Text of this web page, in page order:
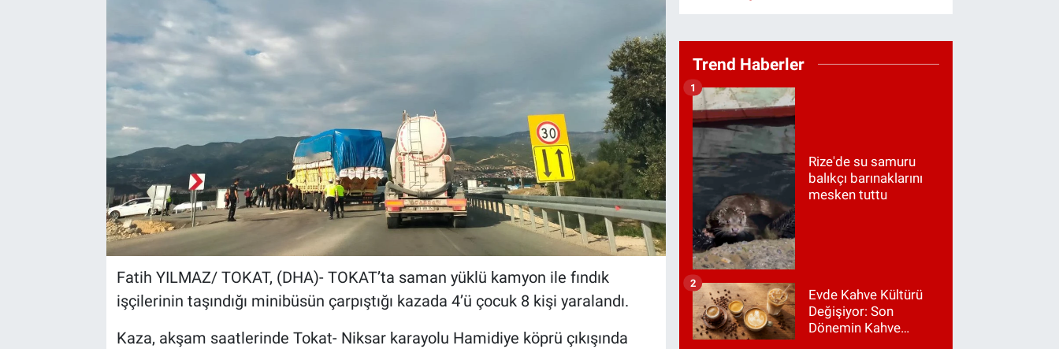
Fatih YILMAZ/ TOKAT, (DHA)- TOKAT’ta saman yüklü kamyon ile fındık
işçilerinin taşındığı minibüsün çarpıştığı kazada 4’ü çocuk 8 kişi yaralandı.
Kaza, akşam saatlerinde Tokat- Niksar karayolu Hamidiye köprü çıkışında
Trend Haberler
Rize'de su samuru
balıkçı barınaklarını
mesken tuttu
1
Evde Kahve Kültürü
Değişiyor: Son
Dönemin Kahve
2